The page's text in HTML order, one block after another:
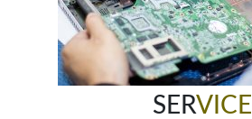
SERVICES
SERVICE